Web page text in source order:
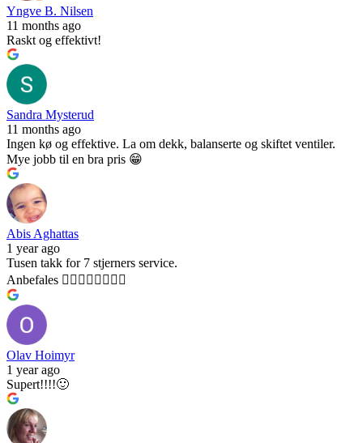
Yngve B. Nilsen
11 months ago
Raskt og effektivt!
Sandra Mysterud
11 months ago
Ingen kø og effektive. La om dekk, balanserte og skiftet ventiler.
Mye jobb til en bra pris 😁
Abis Aghattas
1 year ago
Tusen takk for 7 stjerners service.
Anbefales 👍🏻👍🏻👍🏻👍🏻
Olav Hoimyr
1 year ago
Supert!!!!🙂